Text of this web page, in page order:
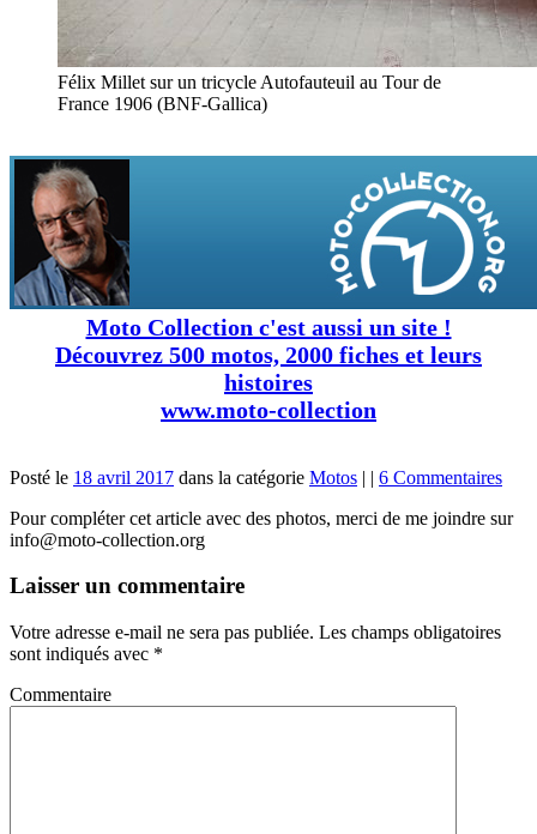
Félix Millet sur un tricycle Autofauteuil au Tour de
France 1906 (BNF-Gallica)
Moto Collection c'est aussi un site !
Découvrez 500 motos, 2000 fiches et leurs
histoires
www.moto-collection
Posté le 18 avril 2017 dans la catégorie Motos | | 6 Commentaires
Pour compléter cet article avec des photos, merci de me joindre sur
info@moto-collection.org
Laisser un commentaire
Votre adresse e-mail ne sera pas publiée. Les champs obligatoires
sont indiqués avec *
Commentaire